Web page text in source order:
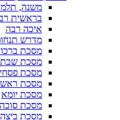
משנה,
בראשית
איכה רבה
מדרש
מסכת
מסכת שבת
מסכת
מסכת
מסכת יומא
מסכת סוכה
מסכת ביצה